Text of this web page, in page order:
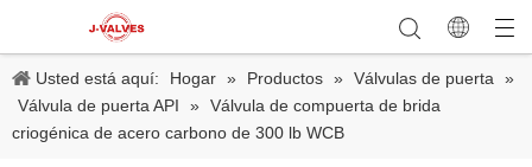
Usted está aquí: Hogar » Productos » Válvulas de puerta
»
Válvula de puerta API
» Válvula de compuerta de brida
criogénica de acero carbono de 300 lb WCB